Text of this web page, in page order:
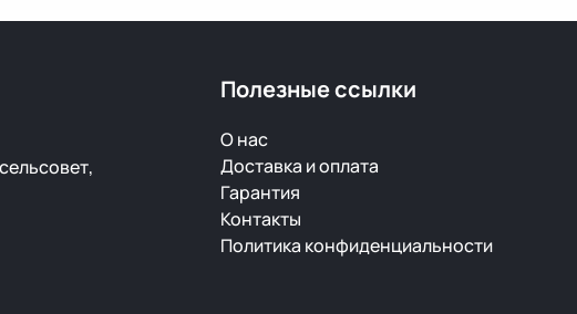
Полезные ссылки
О нас
Доставка и оплата
Гарантия
Контакты
Политика конфиденциальности